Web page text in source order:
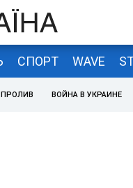
СПОРТ WAVE
ВОЙНА В УКРАИНЕ